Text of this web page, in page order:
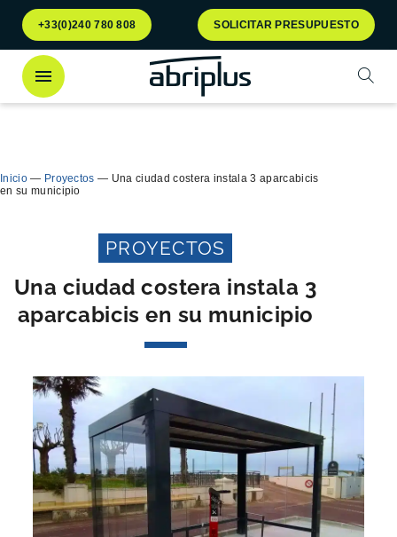
Ir al
menú
Ir al
contenido
+33(0)240 780 808 SOLICITAR PRESUPUESTO
Abrir
Inicio— Proyectos — Una ciudad costera instala 3 aparcabicis
en su municipio
PROYECTOS
Una ciudad costera instala 3
aparcabicis en su municipio